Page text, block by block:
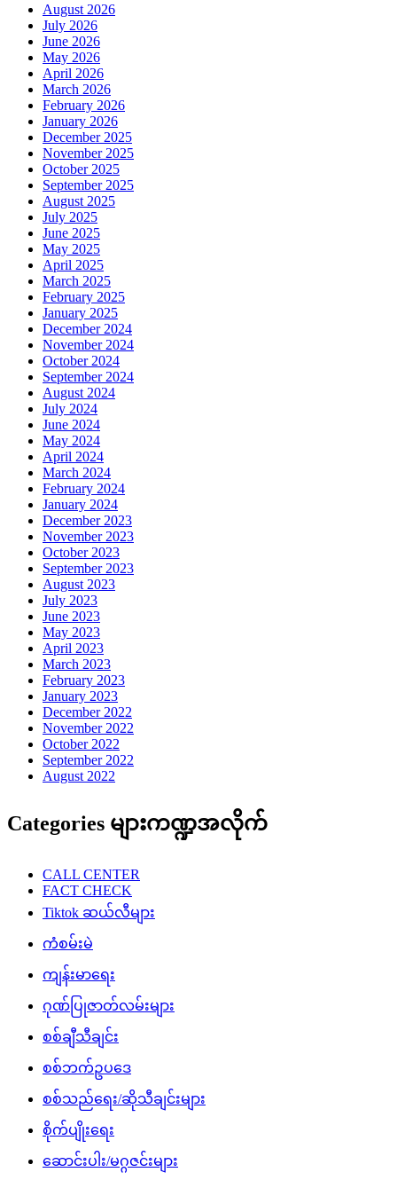
August 2026
July 2026
June 2026
May 2026
April 2026
March 2026
February 2026
January 2026
December 2025
November 2025
October 2025
September 2025
August 2025
July 2025
June 2025
May 2025
April 2025
March 2025
February 2025
January 2025
December 2024
November 2024
October 2024
September 2024
August 2024
July 2024
June 2024
May 2024
April 2024
March 2024
February 2024
January 2024
December 2023
November 2023
October 2023
September 2023
August 2023
July 2023
June 2023
May 2023
April 2023
March 2023
February 2023
January 2023
December 2022
November 2022
October 2022
September 2022
August 2022
Categories များကဏ္ဍအလိုက်
CALL CENTER
FACT CHECK
Tiktok ဆယ်လီများ
ကံစမ်းမဲ
ကျန်းမာရေး
ဂုဏ်ပြုဇာတ်လမ်းများ
စစ်ချီသီချင်း
စစ်ဘက်ဥပဒေ
စစ်သည်ရေး/ဆိုသီချင်းများ
စိုက်ပျိုးရေး
ဆောင်းပါး/မဂ္ဂဇင်းများ